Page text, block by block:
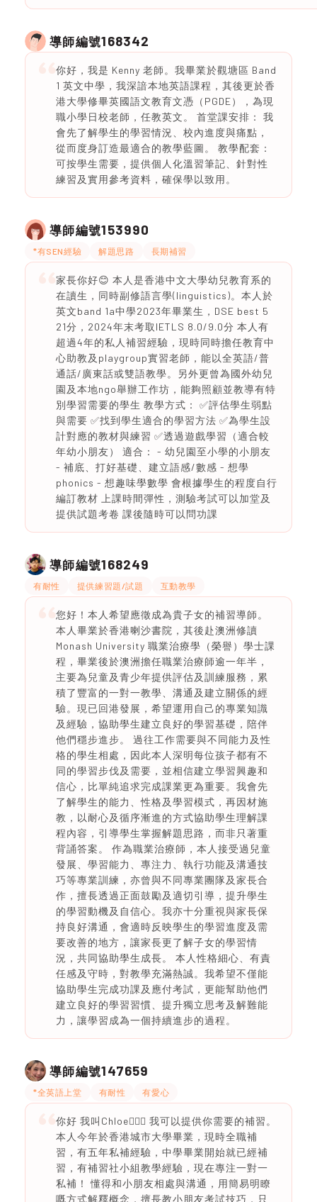
導師編號168342
你好，我是 Kenny 老師。我畢業於觀塘區 Band
1 英文中學，我深諳本地英語課程，其後更於香
港大學修畢英國語文教育文憑（PGDE），為現
職小學日校老師，任教英文。 首堂課安排： 我
會先了解學生的學習情況、校內進度與痛點，
從而度身訂造最適合的教學藍圖。 教學配套：
可按學生需要，提供個人化溫習筆記、針對性
練習及實用參考資料，確保學以致用。
導師編號153990
*有SEN經驗 解題思路 長期補習
家長你好😊 本人是香港中文大學幼兒教育系的
在讀生，同時副修語言學(linguistics)。本人於
英文band 1a中學2023年畢業生，DSE best 5
21分，2024年末考取IETLS 8.0/9.0分 本人有
超過4年的私人補習經驗，現時同時擔任教育中
心助教及playgroup實習老師，能以全英語/普
通話/廣東話或雙語教學。另外更曾為國外幼兒
園及本地ngo舉辦工作坊，能夠照顧並教導有特
別學習需要的學生 教學方式： ✅評估學生弱點
與需要 ✅找到學生適合的學習方法 ✅為學生設
計對應的教材與練習 ✅透過遊戲學習（適合較
年幼小朋友） 適合： - 幼兒園至小學的小朋友
- 補底、打好基礎、建立語感/數感 - 想學
phonics - 想趣味學數學 會根據學生的程度自行
編訂教材 上課時間彈性，測驗考試可以加堂及
提供試題考卷 課後隨時可以問功課
導師編號168249
有耐性 提供練習題/試題 互動教學
您好！本人希望應徵成為貴子女的補習導師。
本人畢業於香港喇沙書院，其後赴澳洲修讀
Monash University 職業治療學（榮譽）學士課
程，畢業後於澳洲擔任職業治療師逾一年半，
主要為兒童及青少年提供評估及訓練服務，累
積了豐富的一對一教學、溝通及建立關係的經
驗。現已回港發展，希望運用自己的專業知識
及經驗，協助學生建立良好的學習基礎，陪伴
他們穩步進步。 過往工作需要與不同能力及性
格的學生相處，因此本人深明每位孩子都有不
同的學習步伐及需要，並相信建立學習興趣和
信心，比單純追求完成課業更為重要。我會先
了解學生的能力、性格及學習模式，再因材施
教，以耐心及循序漸進的方式協助學生理解課
程內容，引導學生掌握解題思路，而非只著重
背誦答案。 作為職業治療師，本人接受過兒童
發展、學習能力、專注力、執行功能及溝通技
巧等專業訓練，亦曾與不同專業團隊及家長合
作，擅長透過正面鼓勵及適切引導，提升學生
的學習動機及自信心。我亦十分重視與家長保
持良好溝通，會適時反映學生的學習進度及需
要改善的地方，讓家長更了解子女的學習情
況，共同協助學生成長。 本人性格細心、有責
任感及守時，對教學充滿熱誠。我希望不僅能
協助學生完成功課及應付考試，更能幫助他們
建立良好的學習習慣、提升獨立思考及解難能
力，讓學習成為一個持續進步的過程。
導師編號147659
*全英語上堂 有耐性 有愛心
你好 我叫Chloe🙋🏼‍♀️ 我可以提供你需要的補習。
本人今年於香港城市大學畢業，現時全職補
習，有五年私補經驗，中學畢業開始就已經補
習，有補習社小組教學經驗，現在專注一對一
私補！ 懂得和小朋友相處與溝通，用簡易明瞭
嘅方式解釋概念，擅長教小朋友考試技巧，只